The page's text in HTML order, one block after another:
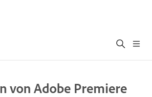
von Adobe Premiere